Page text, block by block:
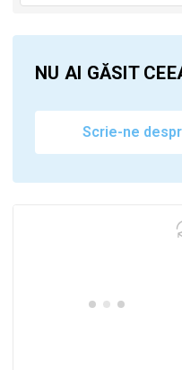
NU AI GĂSIT
Scrie-ne